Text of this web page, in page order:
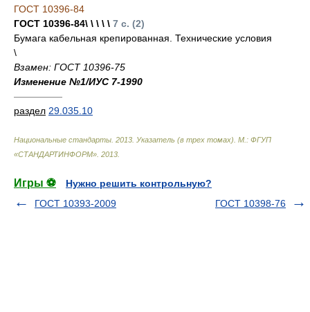
ГОСТ 10396-84
ГОСТ 10396-84\ \ \ \ \ 7 с. (2)
Бумага кабельная крепированная. Технические условия
\
Взамен: ГОСТ 10396-75
Изменение №1/ИУС 7-1990
—————
раздел 29.035.10
Национальные стандарты. 2013. Указатель (в трех томах). М.: ФГУП
«СТАНДАРТИНФОРМ» 2013
Игры ⚽
Нужно решить контрольную?
ГОСТ 10393-2009
ГОСТ 10398-76